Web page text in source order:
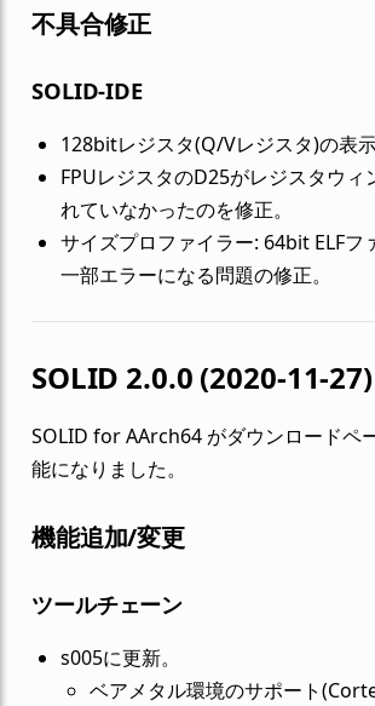
不具合修正
SOLID-IDE
128bitレジスタ(Q/Vレジスタ)の表示
FPUレジスタのD25がレジスタウィ
れていなかったのを修正。
サイズプロファイラー: 64bit ELFフ
一部エラーになる問題の修正。
SOLID 2.0.0 (2020-11-27)
SOLID for AArch64 がダウンロードペ
能になりました。
機能追加/変更
ツールチェーン
s005に更新。
ベアメタル環境のサポート